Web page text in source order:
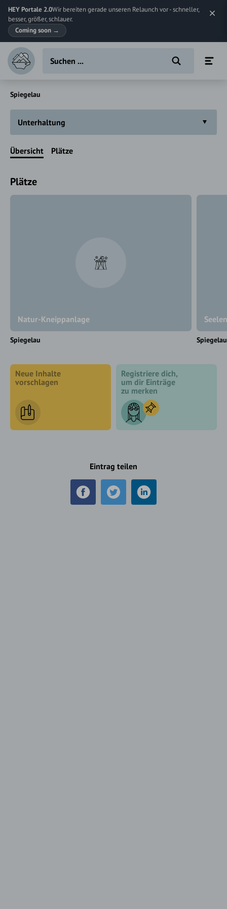
HEY Portale 2.0Wir bereiten gerade unseren Relaunch vor - schneller,
besser, größer, schlauer.
Coming soon →
Spiegelau
Unterhaltung
Übersicht Plätze
Plätze
Natur-Kneippanlage
Spiegelau Spiegelau
Neue Inhalte
vorschlagen
Registriere dich,
um dir Einträge
zu merken
Eintrag teilen